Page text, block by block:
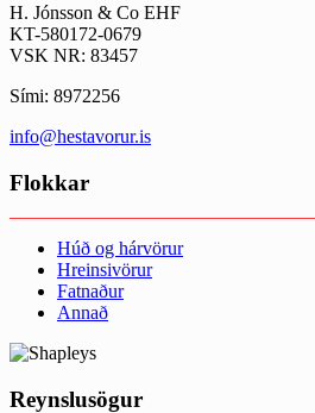
H. Jónsson & Co EHF
KT-580172-0679
VSK NR: 83457
Sími: 8972256
info@hestavorur.is
Flokkar
Húð og hárvörur
Hreinsivörur
Fatnaður
Annað
Reynslusögur